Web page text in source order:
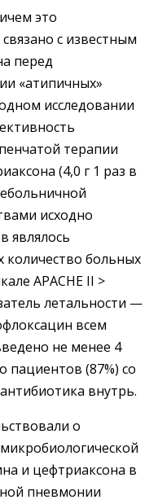
это
с известным
перед
«атипичных»
исследовании
терапии
(4,0 г 1 раз в
исходно
являлось
количество больных
APACHE II >
летальности —
всем
не менее 4
пациентов (87%) со
внутрь.
о
и цефтриаксона в
пневмонии